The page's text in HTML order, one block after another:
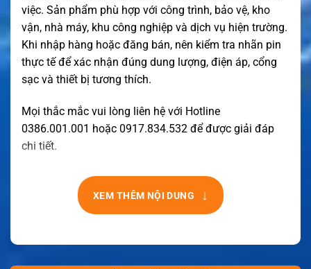
việc. Sản phẩm phù hợp với công trình, bảo vệ, kho
vận, nhà máy, khu công nghiệp và dịch vụ hiện trường.
Khi nhập hàng hoặc đăng bán, nên kiểm tra nhãn pin
thực tế để xác nhận đúng dung lượng, điện áp, cổng
sạc và thiết bị tương thích.
Mọi thắc mắc vui lòng liên hệ với Hotline
0386.001.001 hoặc 0917.834.532 để được giải đáp
chi tiết.
XEM THÊM NỘI DUNG ↓